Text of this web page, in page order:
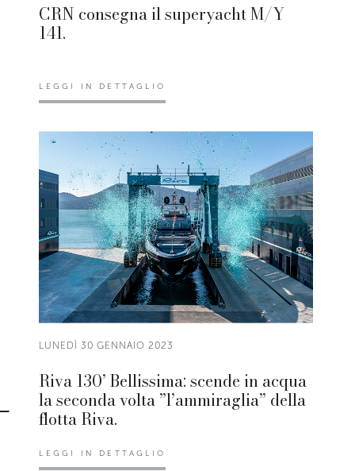
CRN consegna il superyacht M/Y
141.
LEGGI IN DETTAGLIO
LUNEDÌ 30 GENNAIO 2023
Riva 130’ Bellissima: scende in acqua
la seconda volta ”l’ammiraglia” della
flotta Riva.
LEGGI IN DETTAGLIO